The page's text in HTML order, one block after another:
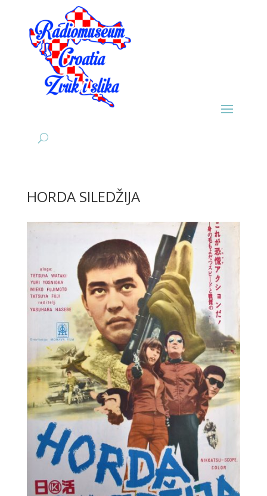
HORDA SILEDŽIJA